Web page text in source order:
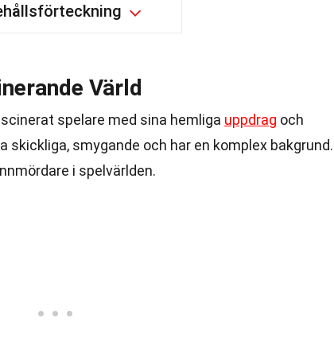
Värld
spelare med sina hemliga uppdrag och
skickliga, smygande och har en komplex bakgrund.
i spelvärlden.